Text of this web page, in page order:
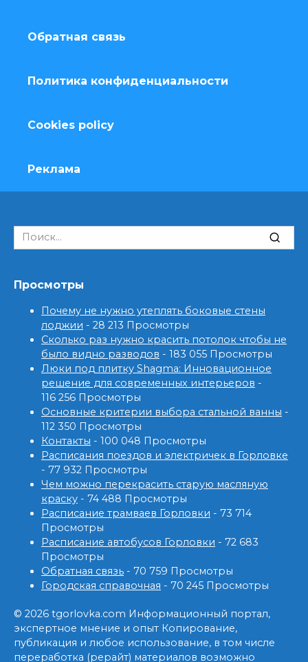
Обратная связь
Политика конфиденциальности
Cookies policy
Реклама
Search
for:
Просмотры
Почему не нужно утеплять боковые стены
лоджии - 28 213 Просмотры
Сколько раз нужно красить потолок чтобы не
было видно разводов - 183 055 Просмотры
Люки под плитку Shagma: Инновационное
решение для современных интерьеров -
116 256 Просмотры
Основные критерии выбора стальной ванны -
112 350 Просмотры
Контакты - 100 048 Просмотры
Расписания поездов и электричек в Горловке
- 77 932 Просмотры
Чем можно перекрасить старую масляную
краску - 74 488 Просмотры
Расписание трамваев Горловки - 73 714
Просмотры
Расписание автобусов Горловки - 72 683
Просмотры
Обратная связь - 70 759 Просмотры
Городская справочная - 70 245 Просмотры
© 2026 tgorlovka.com Информационный портал,
экспертное мнение и опыт Копирование,
публикация и любое использование, в том числе
переработка (рерайт) материалов возможно